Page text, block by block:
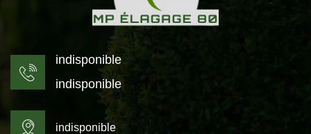
indisponible
indisponible
indisponible